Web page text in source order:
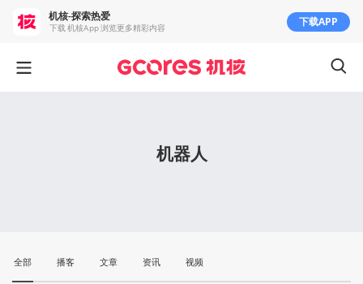
机器人
全部 播客 文章 资讯 视频
机核-探索热爱
下载 机核App 浏览更多精彩内容 下载APP